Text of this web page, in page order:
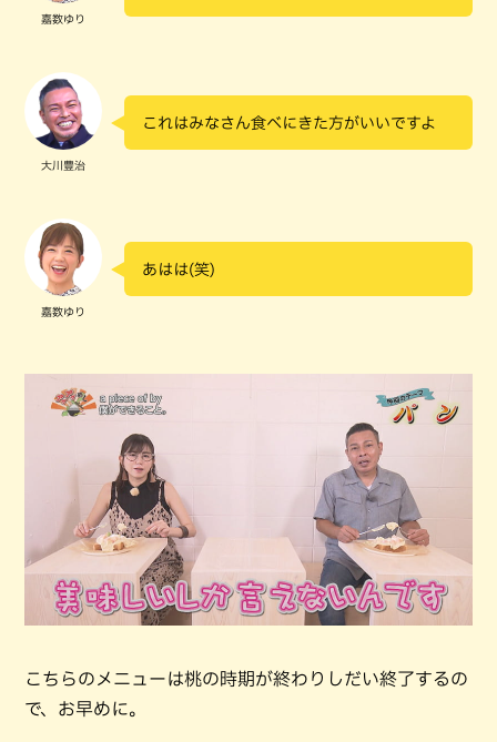
嘉数ゆり
大川豊治
これはみなさん食べにきた方がいいですよ
嘉数ゆり
あはは(笑)
こちらのメニューは桃の時期が終わりしだい終了するの
で、お早めに。